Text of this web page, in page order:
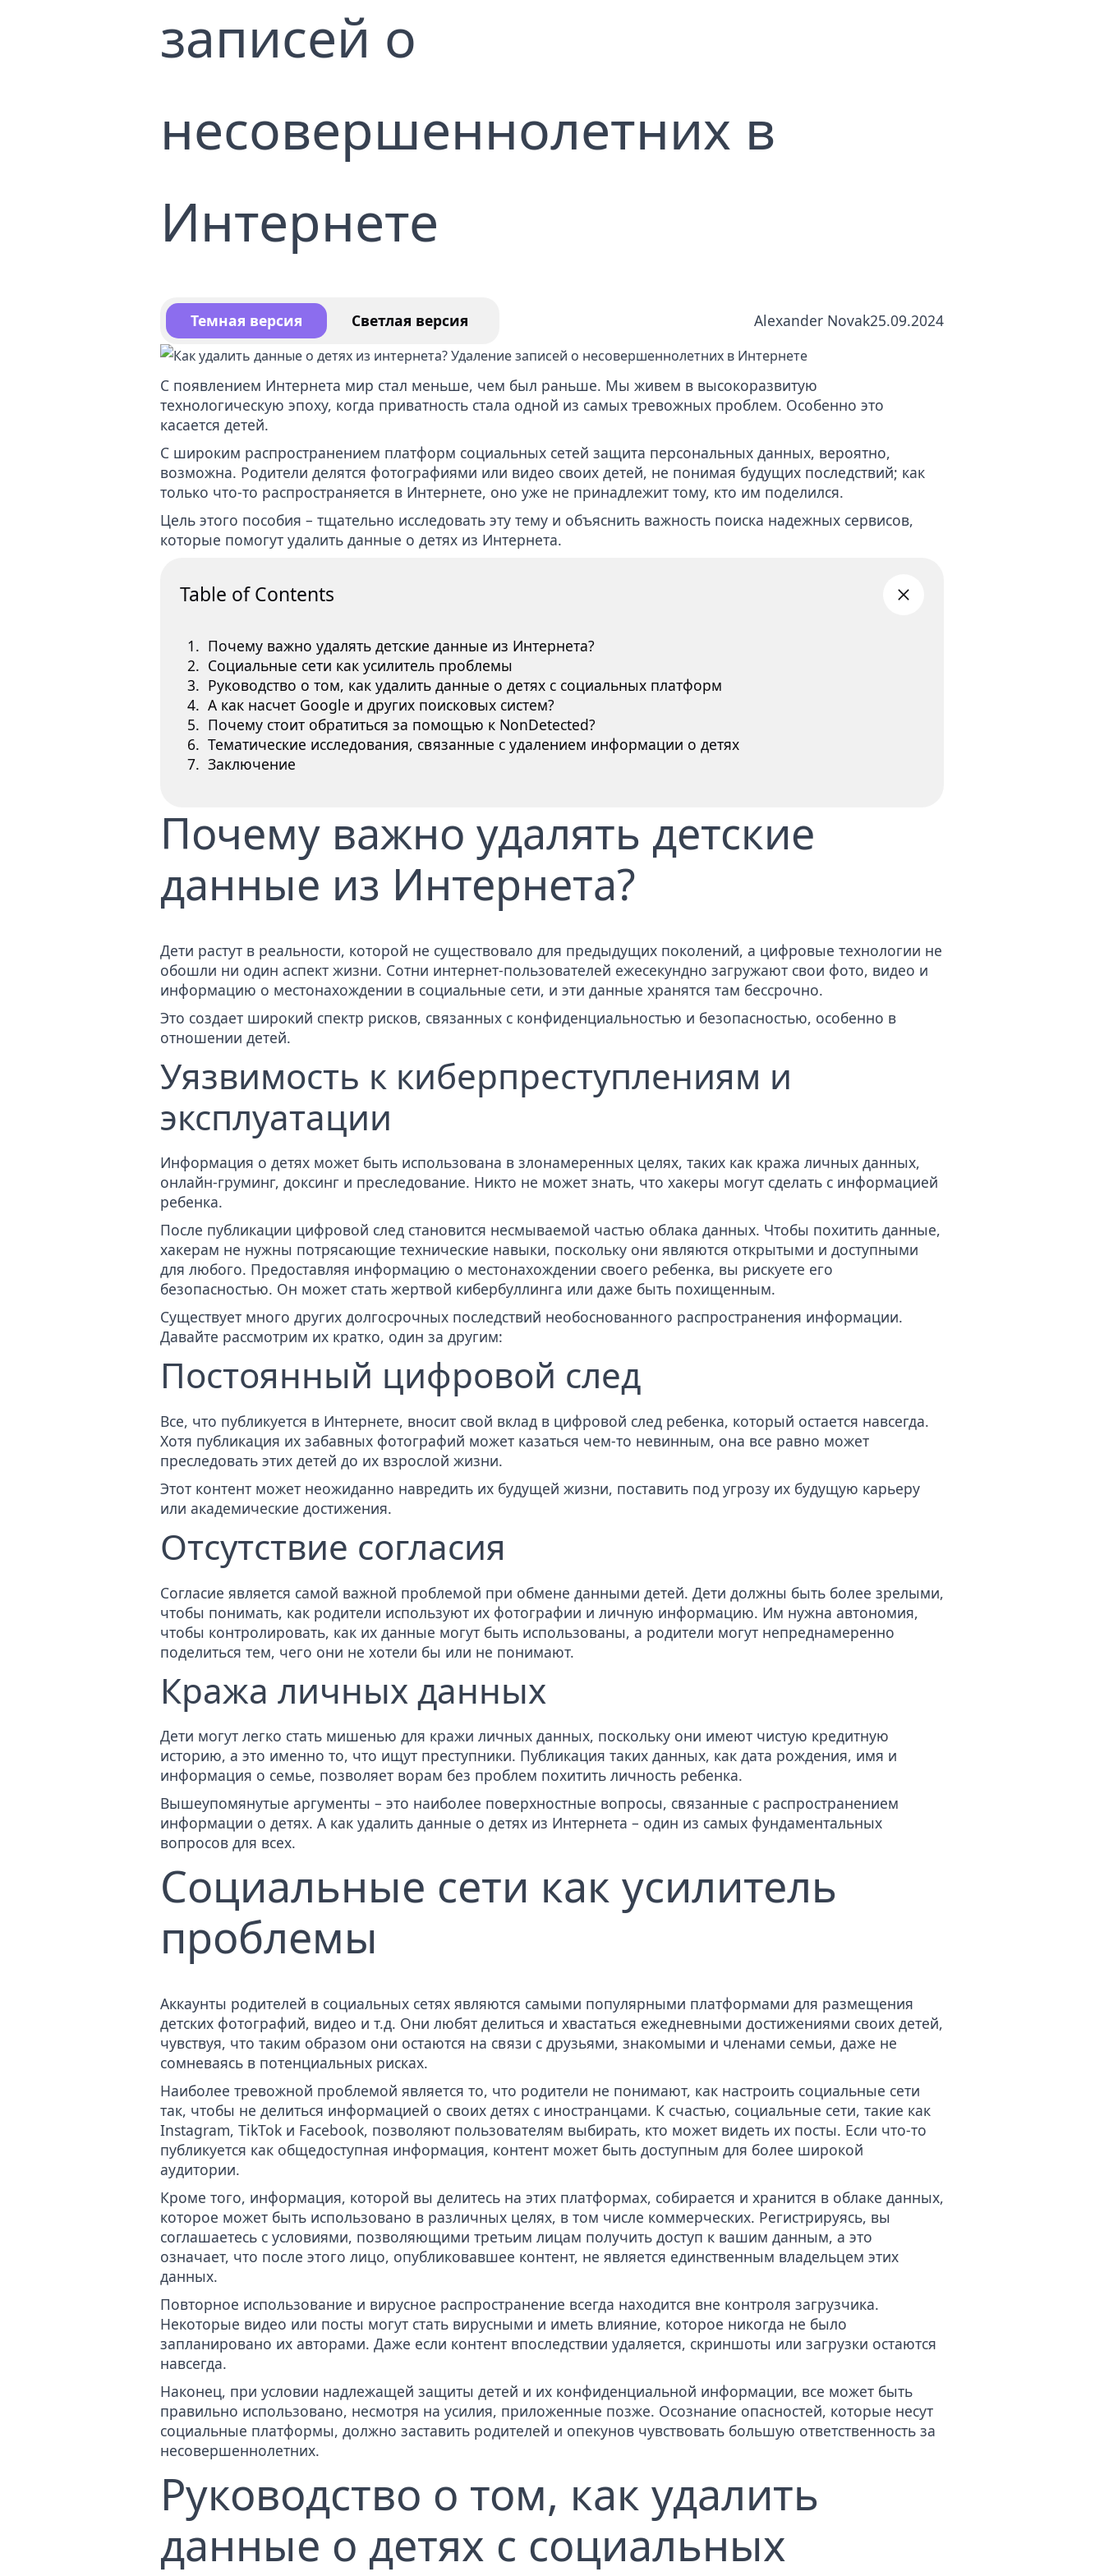
Удаление отзывов из Гугл
Услуга по удалению
записей о
несовершеннолетних в
Интернете
Alexander Novak25.09.2024
Темная версия Светлая версия
С появлением Интернета мир стал меньше, чем был раньше. Мы живем в высокоразвитую
технологическую эпоху, когда приватность стала одной из самых тревожных проблем. Особенно это
касается детей.
С широким распространением платформ социальных сетей защита персональных данных, вероятно,
возможна. Родители делятся фотографиями или видео своих детей, не понимая будущих последствий; как
только что-то распространяется в Интернете, оно уже не принадлежит тому, кто им поделился.
Цель этого пособия – тщательно исследовать эту тему и объяснить важность поиска надежных сервисов,
которые помогут удалить данные о детях из Интернета.
Table of Contents
Почему важно удалять детские данные из Интернета?
Социальные сети как усилитель проблемы
Руководство о том, как удалить данные о детях с социальных платформ
А как насчет Google и других поисковых систем?
Почему стоит обратиться за помощью к NonDetected?
Тематические исследования, связанные с удалением информации о детях
Заключение
Почему важно удалять детские
данные из Интернета?
Дети растут в реальности, которой не существовало для предыдущих поколений, а цифровые технологии не
обошли ни один аспект жизни. Сотни интернет-пользователей ежесекундно загружают свои фото, видео и
информацию о местонахождении в социальные сети, и эти данные хранятся там бессрочно.
Это создает широкий спектр рисков, связанных с конфиденциальностью и безопасностью, особенно в
отношении детей.
Уязвимость к киберпреступлениям и
эксплуатации
Информация о детях может быть использована в злонамеренных целях, таких как кража личных данных,
онлайн-груминг, доксинг и преследование. Никто не может знать, что хакеры могут сделать с информацией
ребенка.
После публикации цифровой след становится несмываемой частью облака данных. Чтобы похитить данные,
хакерам не нужны потрясающие технические навыки, поскольку они являются открытыми и доступными
для любого. Предоставляя информацию о местонахождении своего ребенка, вы рискуете его
безопасностью. Он может стать жертвой кибербуллинга или даже быть похищенным.
Существует много других долгосрочных последствий необоснованного распространения информации.
Давайте рассмотрим их кратко, один за другим:
Постоянный цифровой след
Все, что публикуется в Интернете, вносит свой вклад в цифровой след ребенка, который остается навсегда.
Хотя публикация их забавных фотографий может казаться чем-то невинным, она все равно может
преследовать этих детей до их взрослой жизни.
Этот контент может неожиданно навредить их будущей жизни, поставить под угрозу их будущую карьеру
или академические достижения.
Отсутствие согласия
Согласие является самой важной проблемой при обмене данными детей. Дети должны быть более зрелыми,
чтобы понимать, как родители используют их фотографии и личную информацию. Им нужна автономия,
чтобы контролировать, как их данные могут быть использованы, а родители могут непреднамеренно
поделиться тем, чего они не хотели бы или не понимают.
Кража личных данных
Дети могут легко стать мишенью для кражи личных данных, поскольку они имеют чистую кредитную
историю, а это именно то, что ищут преступники. Публикация таких данных, как дата рождения, имя и
информация о семье, позволяет ворам без проблем похитить личность ребенка.
Вышеупомянутые аргументы – это наиболее поверхностные вопросы, связанные с распространением
информации о детях. А как удалить данные о детях из Интернета – один из самых фундаментальных
вопросов для всех.
Социальные сети как усилитель
проблемы
Аккаунты родителей в социальных сетях являются самыми популярными платформами для размещения
детских фотографий, видео и т.д. Они любят делиться и хвастаться ежедневными достижениями своих детей,
чувствуя, что таким образом они остаются на связи с друзьями, знакомыми и членами семьи, даже не
сомневаясь в потенциальных рисках.
Наиболее тревожной проблемой является то, что родители не понимают, как настроить социальные сети
так, чтобы не делиться информацией о своих детях с иностранцами. К счастью, социальные сети, такие как
Instagram, TikTok и Facebook, позволяют пользователям выбирать, кто может видеть их посты. Если что-то
публикуется как общедоступная информация, контент может быть доступным для более широкой
аудитории.
Кроме того, информация, которой вы делитесь на этих платформах, собирается и хранится в облаке данных,
которое может быть использовано в различных целях, в том числе коммерческих. Регистрируясь, вы
соглашаетесь с условиями, позволяющими третьим лицам получить доступ к вашим данным, а это
означает, что после этого лицо, опубликовавшее контент, не является единственным владельцем этих
данных.
Повторное использование и вирусное распространение всегда находится вне контроля загрузчика.
Некоторые видео или посты могут стать вирусными и иметь влияние, которое никогда не было
запланировано их авторами. Даже если контент впоследствии удаляется, скриншоты или загрузки остаются
навсегда.
Наконец, при условии надлежащей защиты детей и их конфиденциальной информации, все может быть
правильно использовано, несмотря на усилия, приложенные позже. Осознание опасностей, которые несут
социальные платформы, должно заставить родителей и опекунов чувствовать большую ответственность за
несовершеннолетних.
Руководство о том, как удалить
данные о детях с социальных